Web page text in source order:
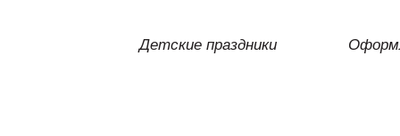
Детские праздники